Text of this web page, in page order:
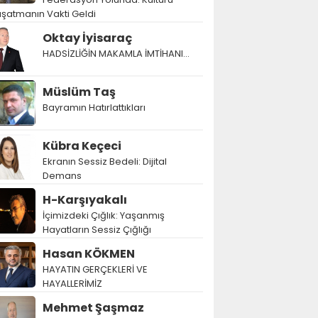
Vakti Geldi
Oktay İyisaraç
HADSİZLİĞİN MAKAMLA İMTİHANI…
Müslüm Taş
Bayramın Hatırlattıkları
Kübra Keçeci
Ekranın Sessiz Bedeli: Dijital
Demans
H-Karşıyakalı
İçimizdeki Çığlık: Yaşanmış
Hayatların Sessiz Çığlığı
Hasan KÖKMEN
HAYATIN GERÇEKLERİ VE
HAYALLERİMİZ
Mehmet Şaşmaz